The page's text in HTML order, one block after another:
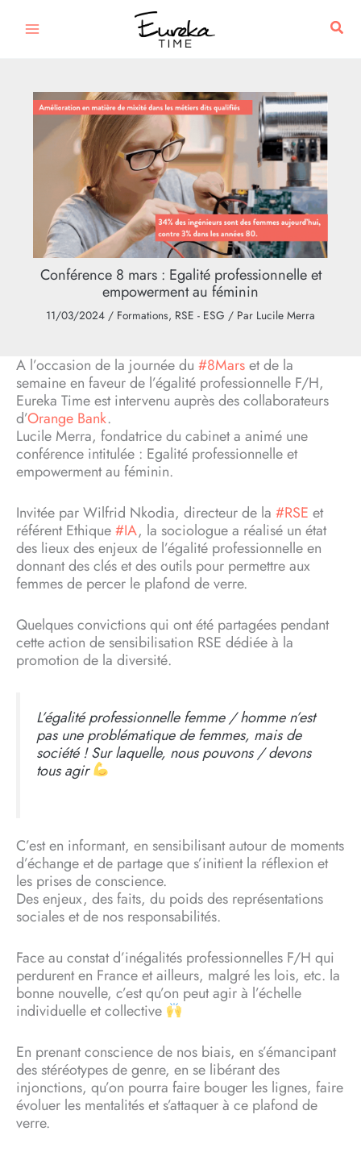
Conférence 8 mars : Egalité professionnelle et
empowerment au féminin
11/03/2024 / Formations, RSE - ESG / Par Lucile Merra
A l’occasion de la journée du #8Marset de la
semaine en faveur de l’égalité professionnelle F/H,
Eureka Time est intervenu auprès des collaborateurs
d’Orange Bank.
Lucile Merra, fondatrice du cabinet a animé une
conférence intitulée : Egalité professionnelle et
empowerment au féminin.
Invitée par Wilfrid Nkodia, directeur de la #RSE et
référent Ethique#IA, la sociologue a réalisé un état
des lieux des enjeux de l’égalité professionnelle en
donnant des clés et des outils pour permettre aux
femmes de percer le plafond de verre.
Quelques convictions qui ont été partagées pendant
cette action de sensibilisation RSE dédiée à la
promotion de la diversité.
L’égalité professionnelle femme / homme n’est
pas une problématique de femmes, mais de
société ! Sur laquelle, nous pouvons / devons
tous agir
C’est en informant, en sensibilisant autour de moments
d’échange et de partage que s’initient la réflexion et
les prises de conscience.
Des enjeux, des faits, du poids des représentations
sociales et de nos responsabilités.
Face au constat d’inégalités professionnelles F/H qui
perdurent en France et ailleurs, malgré les lois, etc. la
bonne nouvelle, c’est qu’on peut agir à l’échelle
individuelle et collective
En prenant conscience de nos biais, en s’émancipant
des stéréotypes de genre, en se libérant des
injonctions, qu’on pourra faire bouger les lignes, faire
évoluer les mentalités et s’attaquer à ce plafond de
verre.